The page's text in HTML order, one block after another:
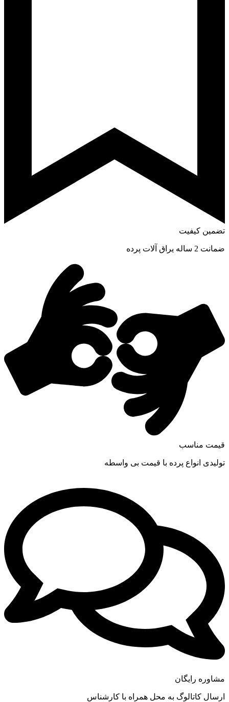
تضمین کیفیت
ضمانت 2 ساله یراق آلات پرده
قیمت مناسب
تولیدی انواع پرده با قیمت بی واسطه
مشاوره رایگان
ارسال کاتالوگ به محل همراه با کارشناس